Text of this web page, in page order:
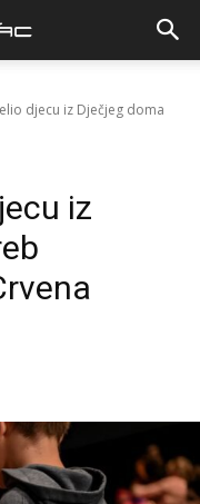
djecu iz Dječjeg doma
iz